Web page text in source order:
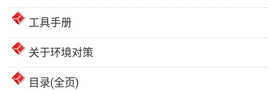
工具手册
关于环境对策
目录(全页)